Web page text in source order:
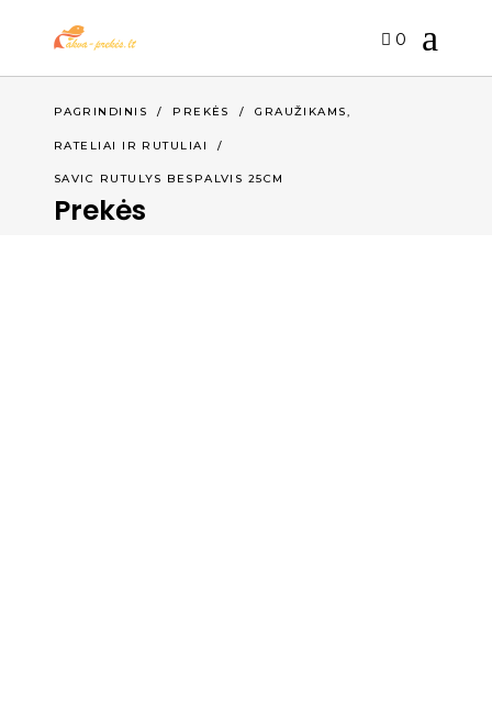
0
PAGRINDINIS / PREKĖS /GRAUŽIKAMS,
RATELIAI IR RUTULIAI /
SAVIC RUTULYS BESPALVIS 25CM
Prekės